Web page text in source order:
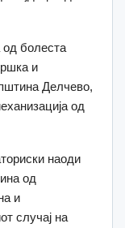
од болеста
и
Делчево,
од
наоди
од
и
случај на